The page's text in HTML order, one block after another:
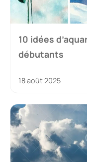
10 idées
débutants
18 août 2025